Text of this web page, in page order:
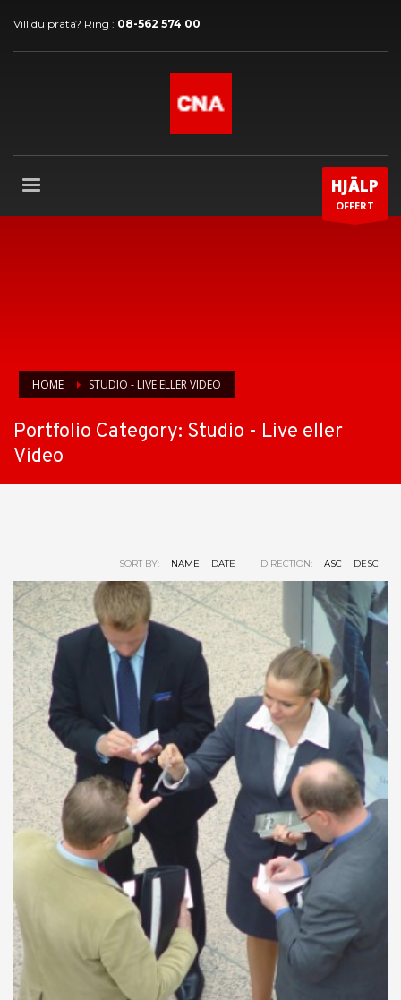
Vill du prata? Ring : 08-562 574 00
HJÄLP
OFFERT
HOME STUDIO - LIVE ELLER VIDEO
Portfolio Category: Studio - Live eller
Video
SORT BY: NAME DATE DIRECTION: ASC DESC